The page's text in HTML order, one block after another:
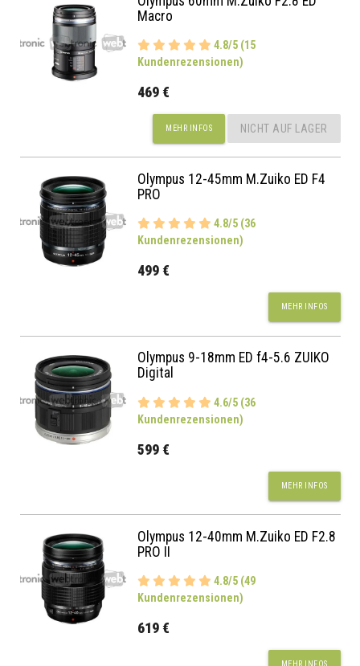
Macro
4.8/5 (15
Kundenrezensionen)
469 €
MEHR INFOS NICHT AUF LAGER
Olympus 12-45mm M.Zuiko ED F4
PRO
4.8/5 (36
Kundenrezensionen)
499 €
MEHR INFOS
Olympus 9-18mm ED f4-5.6 ZUIKO
Digital
4.6/5 (36
Kundenrezensionen)
599 €
MEHR INFOS
Olympus 12-40mm M.Zuiko ED F2.8
PRO II
4.8/5 (49
Kundenrezensionen)
619 €